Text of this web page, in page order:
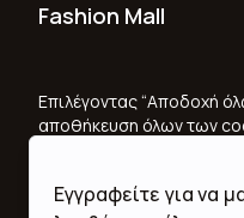
Επιλέγοντας “Αποδοχή
αποθήκευση όλων των
και για να βοηθήσετε
Εγγραφείτε για να
Fashion Mall
Όροι Χρήσης &
Πολιτική Απορρήτου
Επικοινωνία